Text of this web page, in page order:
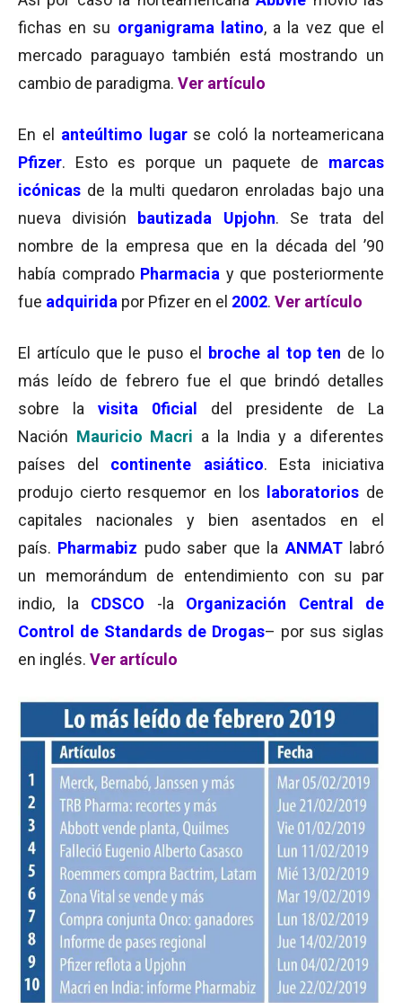
fichas en su organigrama latino, a la vez que el
mercado paraguayo también está mostrando un
cambio de paradigma. Ver artículo
En el anteúltimo lugar se coló la norteamericana
Pfizer. Esto es porque un paquete de marcas
icónicas de la multi quedaron enroladas bajo una
nueva división
bautizada Upjohn. Se trata del
nombre de la empresa que en la década del ’90
había comprado Pharmacia y que posteriormente
fue adquirida por Pfizer en el 2002. Ver artículo
El artículo que le puso el broche al top ten de lo
más leído de febrero fue el que brindó detalles
sobre la visita 0ficial
del presidente de La
Nación Mauricio Macri a la India y a diferentes
países del continente asiático. Esta iniciativa
produjo cierto resquemor en los
laboratorios de
capitales nacionales y bien asentados en el
país. Pharmabiz pudo saber que la ANMATlabró
un memorándum de entendimiento con su par
indio, la CDSCO -la Organización Central de
Control de Standards de Drogas– por sus siglas
en inglés. Ver artículo